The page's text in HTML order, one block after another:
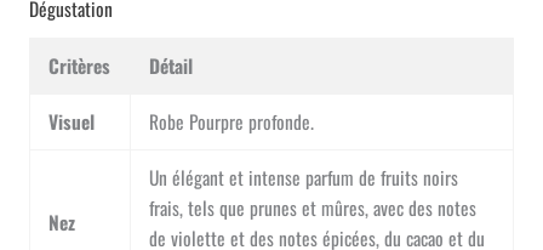
Dégustation
Critères Détail
Visuel Robe Pourpre profonde.
Nez
Un élégant et intense parfum de fruits noirs
frais, tels que prunes et mûres, avec des notes
de violette et des notes épicées, du cacao et du